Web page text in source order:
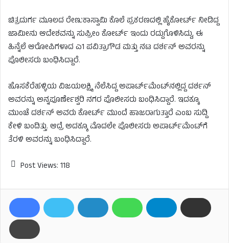
ಚಿತ್ರದುರ್ಗ ಮೂಲದ ರೇಣುಕಾಸ್ವಾಮಿ ಕೊಲೆ ಪ್ರಕರಣದಲ್ಲಿ ಹೈಕೋರ್ಟ್ ನೀಡಿದ್ದ
ಜಾಮೀನು ಆದೇಶವನ್ನು ಸುಪ್ರೀಂ ಕೋರ್ಟ್ ಇಂದು ರದ್ದುಗೊಳಿಸಿದ್ದು, ಈ
ಹಿನ್ನೆಲೆ ಆರೋಪಿಗಳಾದ ಎ1 ಪವಿತ್ರಾಗೌಡ ಮತ್ತು ನಟ ದರ್ಶನ್​ ಅವರನ್ನು
ಪೊಲೀಸರು ಬಂಧಿಸಿದ್ದಾರೆ.
ಹೊಸಕೆರೆಹಳ್ಳಿಯ ವಿಜಯಲಕ್ಷ್ಮಿ ನೆಲೆಸಿದ್ದ ಅಪಾರ್ಟ್‌ಮೆಂಟ್‌ನಲ್ಲಿದ್ದ ದರ್ಶನ್​
ಅವರನ್ನು ಅನ್ನಪೂರ್ಣೇಶ್ವರಿ ನಗರ ಪೊಲೀಸರು ಬಂಧಿಸಿದ್ದಾರೆ. ಇದಕ್ಕೂ
ಮುಂಚೆ ದರ್ಶನ್​ ಅವರು ಕೋರ್ಟ್ ಮುಂದೆ ಹಾಜರಾಗುತ್ತಾರೆ ಎಂಬ ಸುದ್ದಿ
ಕೇಳಿ ಬಂದಿತ್ತು. ಆದ್ರೆ ಅದಕ್ಕೂ ಮೊದಲೇ ಪೊಲೀಸರು ಅಪಾರ್ಟ್​ಮೆಂಟ್​ಗೆ
ತೆರಳಿ ಅವರನ್ನು ಬಂಧಿಸಿದ್ದಾರೆ.
Post Views: 118